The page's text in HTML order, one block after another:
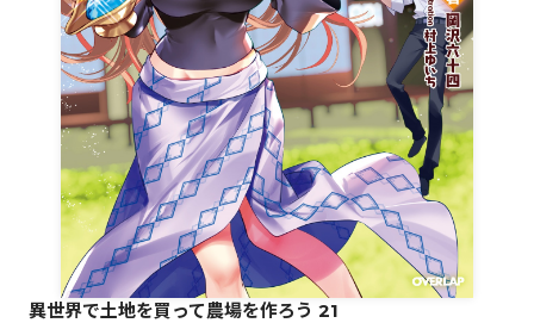
オーバーラップノベルスf
ロサージュノベルス
コミックガルド
異世界で土地を買って農場を作ろう 21